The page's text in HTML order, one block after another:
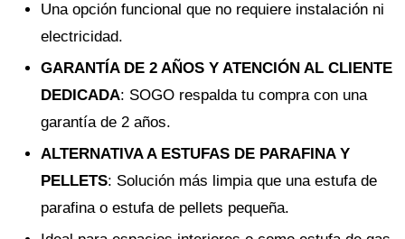
Una opción funcional que no requiere instalación ni
electricidad.
GARANTÍA DE 2 AÑOS Y ATENCIÓN AL CLIENTE
DEDICADA: SOGO respalda tu compra con una
garantía de 2 años.
ALTERNATIVA A ESTUFAS DE PARAFINA Y
PELLETS: Solución más limpia que una estufa de
parafina o estufa de pellets pequeña.